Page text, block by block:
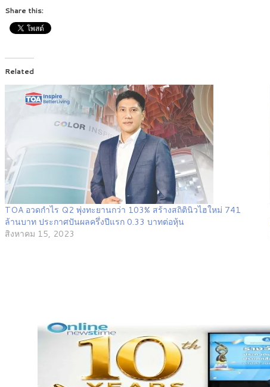
Share this:
Related
TOA อวดกำไร Q2 พุ่งทะยานกว่า 103% สร้างสถิตินิวไฮใหม่ 741
ล้านบาท ประกาศปันผลครึ่งปีแรก 0.33 บาทต่อหุ้น
สิงหาคม 15, 2023